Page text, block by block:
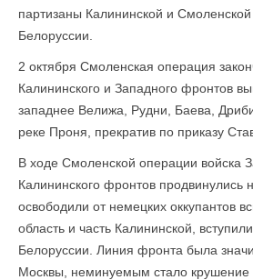
партизаны Калининской и Смоленской
Белоруссии.
2 октября Смоленская операция
Калининского и Западного фронтов
западнее Велижа, Рудни, Баева,
реке Проня, прекратив по приказу
В ходе Смоленской операции войска
Калининского фронтов продвинулись
освободили от немецких оккупантов
область и часть Калининской,
Белоруссии. Линия фронта была
Москвы, неминуемым стало крушение